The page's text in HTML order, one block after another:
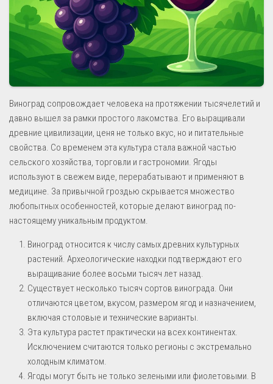
Виноград сопровождает человека на протяжении тысячелетий и
давно вышел за рамки простого лакомства. Его выращивали
древние цивилизации, ценя не только вкус, но и питательные
свойства. Со временем эта культура стала важной частью
сельского хозяйства, торговли и гастрономии. Ягоды
используют в свежем виде, перерабатывают и применяют в
медицине. За привычной гроздью скрывается множество
любопытных особенностей, которые делают виноград по-
настоящему уникальным продуктом.
Виноград относится к числу самых древних культурных
растений. Археологические находки подтверждают его
выращивание более восьми тысяч лет назад.
Существует несколько тысяч сортов винограда. Они
отличаются цветом, вкусом, размером ягод и назначением,
включая столовые и технические варианты.
Эта культура растет практически на всех континентах.
Исключением считаются только регионы с экстремально
холодным климатом.
Ягоды могут быть не только зелеными или фиолетовыми. В